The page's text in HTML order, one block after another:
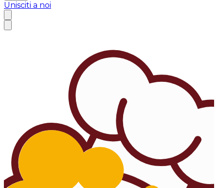
Unisciti a noi